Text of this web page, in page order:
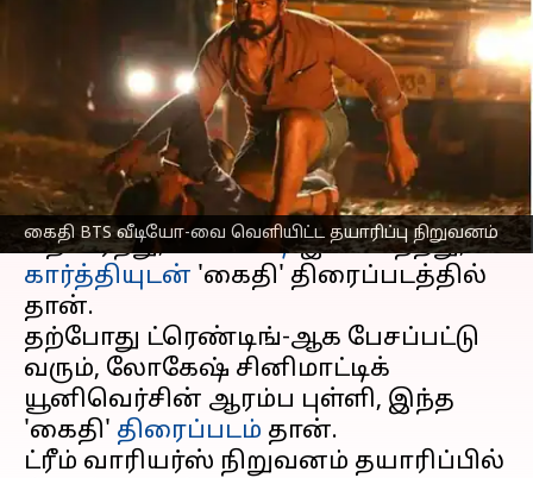
கைதி BTS வீடியோ-வை வெளியிட்ட தயாரிப்பு நிறுவனம்
வீடியோ-வை வெளியிட்ட
தயாரிப்பு நிறுவனம்
எழுதியவர் Venkatalakshmi V Oct 25, 2023 08:54 pm
செய்தி முன்னோட்டம்
'மாநகரம்' படத்தின் வெற்றியை
தொடர்ந்து,லோகேஷ்இணைந்தது,
கார்த்தியுடன் 'கைதி' திரைப்படத்தில்
தான்.
தற்போது ட்ரெண்டிங்-ஆக பேசப்பட்டு
வரும், லோகேஷ் சினிமாட்டிக்
யூனிவெர்சின் ஆரம்ப புள்ளி, இந்த
'கைதி' திரைப்படம் தான்.
ட்ரீம் வாரியர்ஸ் நிறுவனம் தயாரிப்பில்